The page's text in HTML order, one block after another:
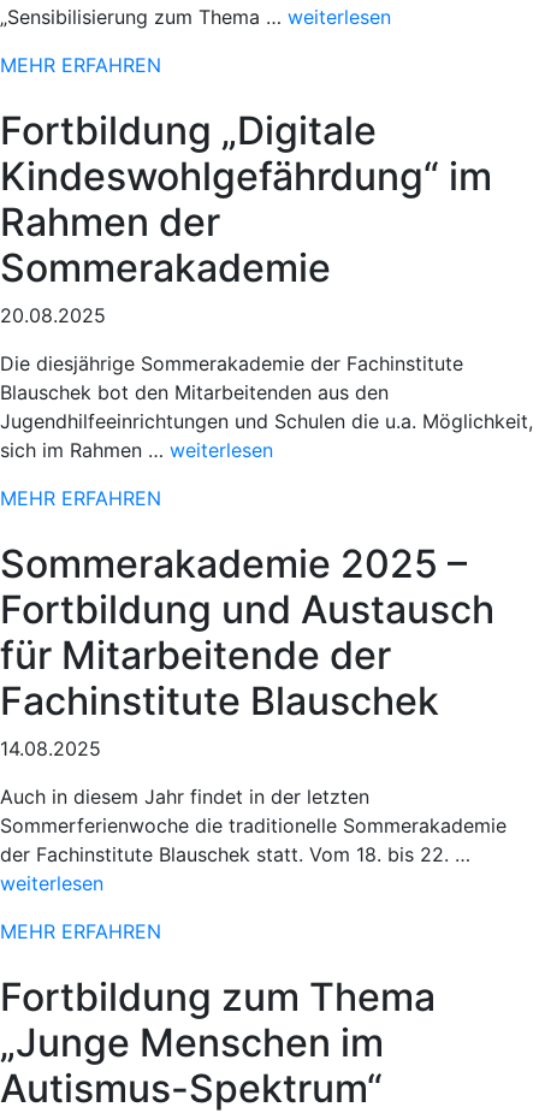
„Sensibilisierung zum Thema … „Sportlicher
Paderborner
Osterlauf“
weiterlesen
MEHR ERFAHREN
Fortbildung „Digitale
Kindeswohlgefährdung“ im
Rahmen der
Sommerakademie
20.08.2025
Die diesjährige Sommerakademie der Fachinstitute
Blauschek bot den Mitarbeitenden aus den
Jugendhilfeeinrichtungen und Schulen die u.a. Möglichkeit,
sich im Rahmen … „Sportlicher
Paderborner
weiterlesen
MEHR ERFAHREN
Sommerakademie 2025 –
Fortbildung und Austausch
für Mitarbeitende der
Fachinstitute Blauschek
14.08.2025
Auch in diesem Jahr findet in der letzten
Sommerferienwoche die traditionelle Sommerakademie
der Fachinstitute Blauschek statt. Vom 18. bis 22. …
weiterlesen
MEHR ERFAHREN
Fortbildung zum Thema
„Junge Menschen im
Autismus-Spektrum“